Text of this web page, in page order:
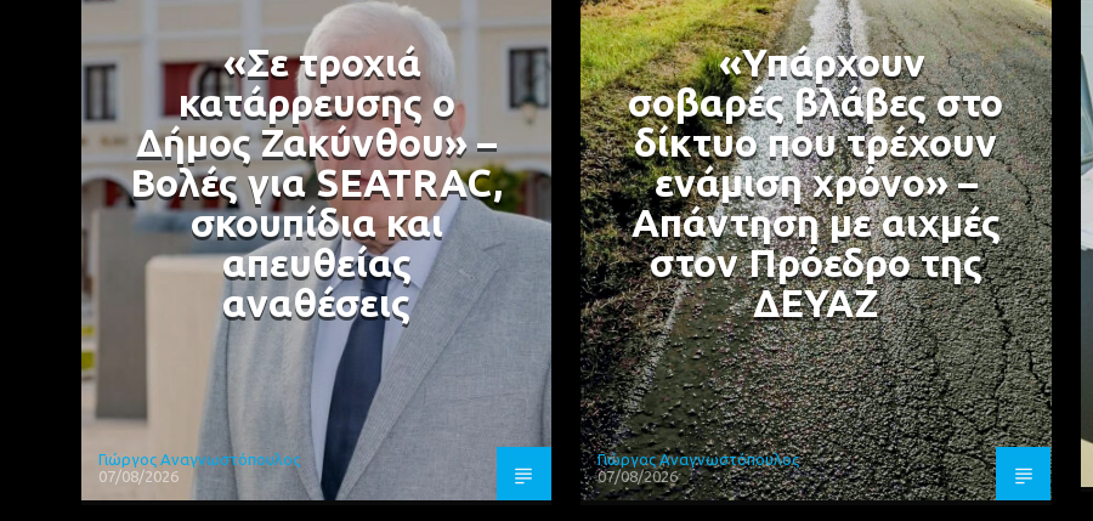
«Σε τροχιά
κατάρρευσης ο
Δήμος Ζακύνθου» –
Βολές για SEATRAC,
σκουπίδια και
απευθείας
αναθέσεις
Γιώργος Αναγνωστόπουλος
07/08/2026
«Υπάρχουν
σοβαρές βλάβες στο
δίκτυο που τρέχουν
ενάμιση χρόνο» –
Απάντηση με αιχμές
στον Πρόεδρο της
ΔΕΥΑΖ
Γιώργος Αναγνωστόπουλος
07/08/2026